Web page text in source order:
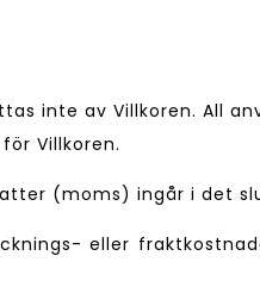
inte av Villkoren. All
Villkoren.
(moms) ingår i det
eller